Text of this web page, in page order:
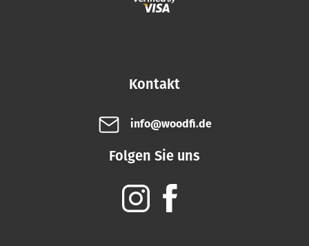
Kontakt
info@woodfi.de
Folgen Sie uns